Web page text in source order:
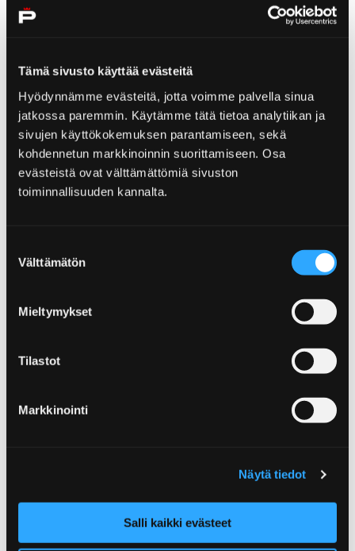
Tämä sivusto käyttää evästeitä
Hyödynnämme evästeitä, jotta voimme palvella sinua
jatkossa paremmin. Käytämme tätä tietoa analytiikan ja
sivujen käyttökokemuksen parantamiseen, sekä
kohdennetun markkinoinnin suorittamiseen. Osa
evästeistä ovat välttämättömiä sivuston
toiminnallisuuden kannalta.
valinta
Välttämätön
Mieltymykset
Tilastot
Markkinointi
Näytä tiedot
Salli kaikki evästeet
Home Partners Bo och Njut
Bo och Njut
Home
Se och upplev
Home
utsökt godbit med färskt kaffe eller te?